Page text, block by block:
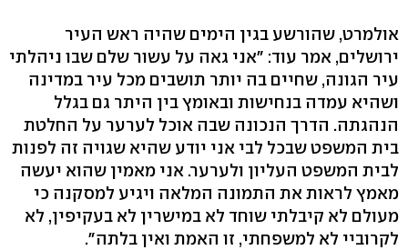
אולמרט, שהורשע בגין הימים שהיה ראש העיר
ירושלים, אמר עוד: "אני גאה על עשור שלם שבו ניהלתי
עיר הגונה, שחיים בה יותר תושבים מכל עיר במדינה
ושהיא עמדה בנחישות ובאומץ בין היתר גם בגלל
הנהגתה. הדרך הנכונה שבה אוכל לערער על החלטת
בית המשפט שבכל לבי אני יודע שהיא שגויה זה לפנות
לבית המשפט העליון ולערער. אני מאמין שהוא יעשה
מאמץ לראות את התמונה המלאה ויגיע למסקנה כי
מעולם לא קיבלתי שוחד לא במישרין לא בעקיפין, לא
לקרוביי לא למשפחתי, זו האמת ואין בלתה".